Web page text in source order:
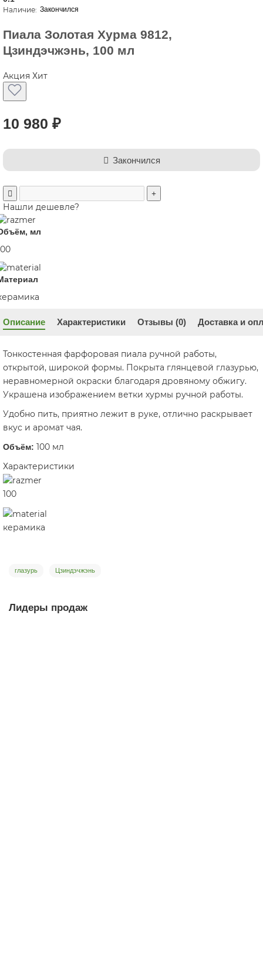
Закончился
Пиала Золотая Хурма 9812,
Цзиндэчжэнь, 100 мл
Акция Хит
10 980 ₽
Закончился
Нашли дешевле?
мл
Описание Характеристики Отзывы (0) Доставка и
Тонкостенная фарфоровая пиала ручной работы,
открытой, широкой формы. Покрыта глянцевой глазурью,
неравномерной окраски благодаря дровяному обжигу.
Украшена изображением ветки хурмы ручной работы.
Удобно пить, приятно лежит в руке, отлично раскрывает
вкус и аромат чая.
Объём: 100 мл
Характеристики
100
керамика
глазурь Цзиндэчжэнь
Лидеры продаж